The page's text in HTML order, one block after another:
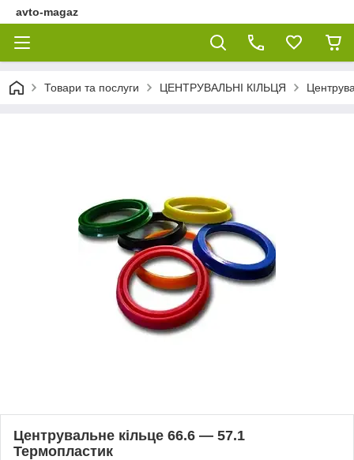
avto-magaz
Товари та послуги ЦЕНТРУВАЛЬНІ КІЛЬЦЯ
Центрувальне кільце 66.6 — 57.1
Термопластик